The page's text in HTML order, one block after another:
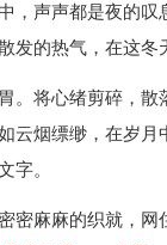
，声声都是夜的
发的热气，在这冬
。将心绪剪碎，
云烟缥缈，在岁
字。
密麻麻的织就，